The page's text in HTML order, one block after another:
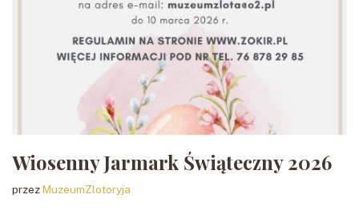
Wiosenny Jarmark Świąteczny 2026
przezMuzeumZlotoryja